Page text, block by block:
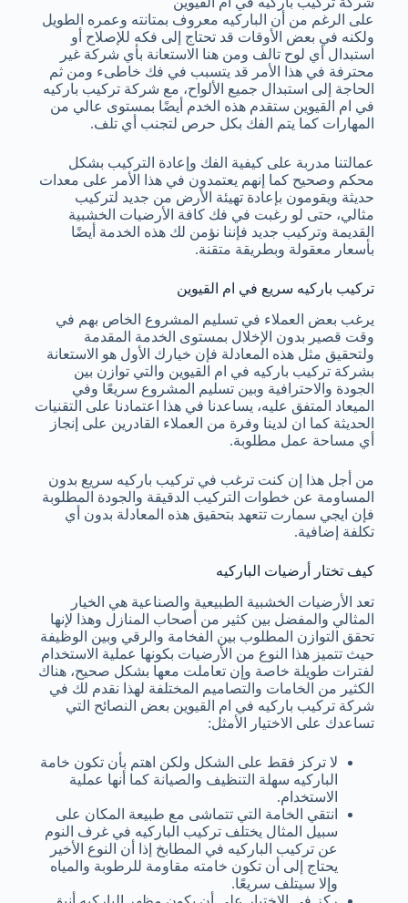
على الرغم من أن الباركيه معروف بمتانته وعمره الطويل
ولكنه في بعض الأوقات قد تحتاج إلى فكه للإصلاح أو
استبدال أي لوح تالف ومن هنا الاستعانة بأي شركة غير
محترفة في هذا الأمر قد يتسبب في فك خاطىء ومن ثم
الحاجة إلى استبدال جميع الألواح، مع شركة تركيب باركيه
في ام القيوين ستقدم هذه الخدم أيضًا بمستوى عالي من
المهارات كما يتم الفك بكل حرص لتجنب أي تلف.
عمالتنا مدربة على كيفية الفك وإعادة التركيب بشكل
محكم وصحيح كما إنهم يعتمدون في هذا الأمر على معدات
حديثة ويقومون بإعادة تهيئة الأرض من جديد لتركيب
مثالي، حتى لو رغبت في فك كافة الأرضيات الخشبية
القديمة وتركيب جديد فإننا نؤمن لك هذه الخدمة أيضًا
بأسعار معقولة وبطريقة متقنة.
تركيب باركيه سريع في ام القيوين
يرغب بعض العملاء في تسليم المشروع الخاص بهم في
وقت قصير بدون الإخلال بمستوى الخدمة المقدمة
ولتحقيق مثل هذه المعادلة فإن خيارك الأول هو الاستعانة
بشركة تركيب باركيه في ام القيوين والتي توازن بين
الجودة والاحترافية وبين تسليم المشروع سريعًا وفي
الميعاد المتفق عليه، يساعدنا في هذا اعتمادنا على التقنيات
الحديثة كما ان لدينا وفرة من العملاء القادرين على إنجاز
أي مساحة عمل مطلوبة.
من أجل هذا إن كنت ترغب في تركيب باركيه سريع بدون
المساومة عن خطوات التركيب الدقيقة والجودة المطلوبة
فإن ايجي سمارت تتعهد بتحقيق هذه المعادلة بدون أي
تكلفة إضافية.
كيف تختار أرضيات الباركيه
تعد الأرضيات الخشبية الطبيعية والصناعية هي الخيار
المثالي والمفضل بين كثير من أصحاب المنازل وهذا لإنها
تحقق التوازن المطلوب بين الفخامة والرقي وبين الوظيفة
حيث تتميز هذا النوع من الأرضيات بكونها عملية الاستخدام
لفترات طويلة خاصة وإن تعاملت معها بشكل صحيح، هناك
الكثير من الخامات والتصاميم المختلفة لهذا نقدم لك في
شركة تركيب باركيه في ام القيوين بعض النصائح التي
تساعدك على الاختيار الأمثل:
لا تركز فقط على الشكل ولكن اهتم بأن تكون خامة
الباركيه سهلة التنظيف والصيانة كما أنها عملية
الاستخدام.
انتقي الخامة التي تتماشى مع طبيعة المكان على
سبيل المثال يختلف تركيب الباركيه في غرف النوم
عن تركيب الباركيه في المطابخ إذا أن النوع الأخير
يحتاج إلى أن تكون خامته مقاومة للرطوبة والمياه
وإلا سيتلف سريعًا.